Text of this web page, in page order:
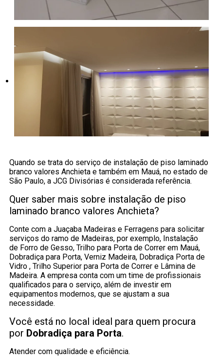
Quando se trata do serviço de instalação de piso laminado
branco valores Anchieta e também em Mauá, no estado de
São Paulo, a JCG Divisórias é considerada referência.
Quer saber mais sobre instalação de piso
laminado branco valores Anchieta?
Conte com a Juaçaba Madeiras e Ferragens para solicitar
serviços do ramo de Madeiras, por exemplo, Instalação
de Forro de Gesso, Trilho para Porta de Correr em Mauá,
Dobradiça para Porta, Verniz Madeira, Dobradiça Porta de
Vidro , Trilho Superior para Porta de Correr e Lâmina de
Madeira. A empresa conta com um time de profissionais
qualificados para o serviço, além de investir em
equipamentos modernos, que se ajustam a sua
necessidade.
Você está no local ideal para quem procura
por Dobradiça para Porta.
Atender com qualidade e eficiência.